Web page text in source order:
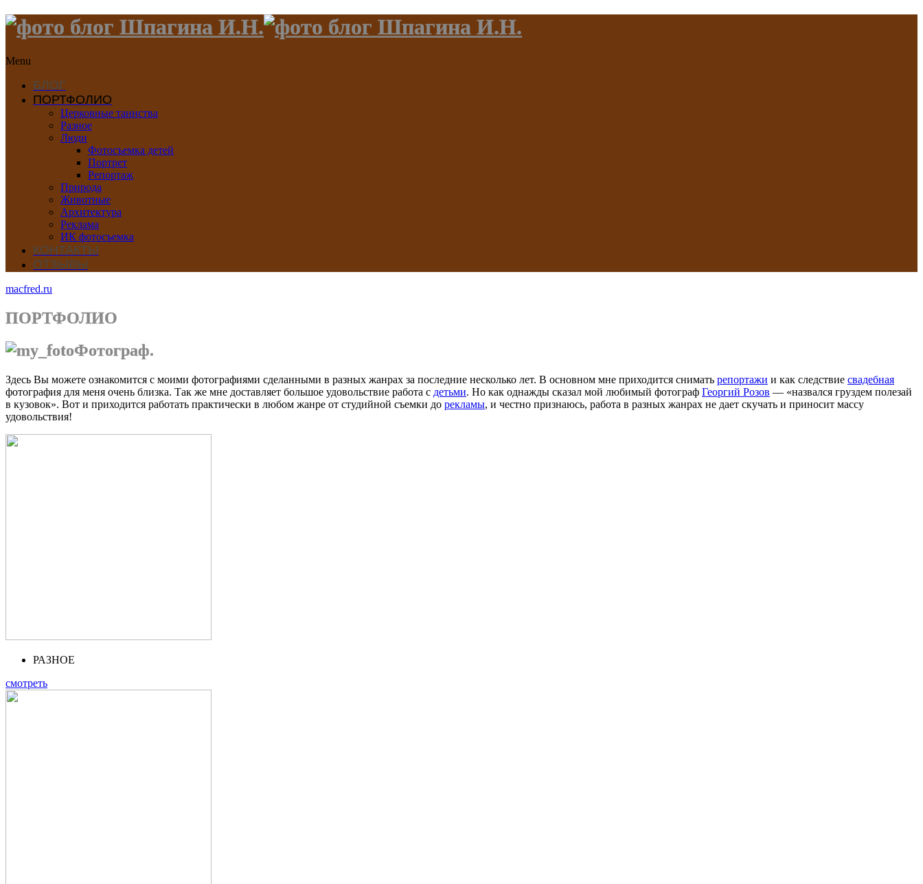
Menu
БЛОГ
ПОРТФОЛИО
Церковные таинства
Разное
Люди
Фотосъемка детей
Портрет
Репортаж
Природа
Животные
Архитектура
Реклама
ИК фотосъемка
КОНТАКТЫ
ОТЗЫВЫ
macfred.ru
ПОРТФОЛИО
Фотограф.
Здесь Вы можете ознакомится с моими фотографиями сделанными в разных жанрах за последние несколько лет. В основном мне приходится снимать репортажи и как следствие свадебная
фотография для меня очень близка. Так же мне доставляет большое удовольствие работа с детьми. Но как однажды сказал мой любимый фотограф Георгий Розов — «назвался груздем полезай
в кузовок». Вот и приходится работать практически в любом жанре от студийной съемки до рекламы, и честно признаюсь, работа в разных жанрах не дает скучать и приносит массу
удовольствия!
РАЗНОЕ
смотреть